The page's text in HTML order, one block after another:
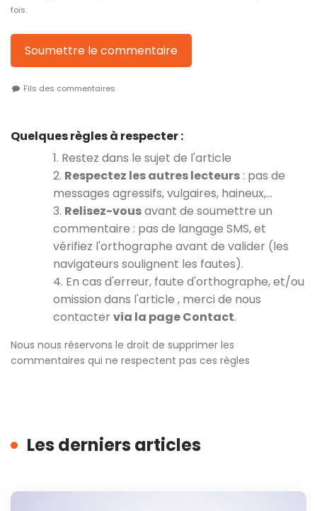
fois.
Soumettre le commentaire
Fils des commentaires
Quelques règles à respecter :
1. Restez dans le sujet de l'article
2. Respectez les autres lecteurs : pas de
messages agressifs, vulgaires, haineux,…
3. Relisez-vousavant de soumettre un
commentaire : pas de langage SMS, et
vérifiez l'orthographe avant de valider (les
navigateurs soulignent les fautes).
4. En cas d'erreur, faute d'orthographe, et/ou
omission dans l'article , merci de nous
contacter via la page Contact.
Nous nous réservons le droit de supprimer les
commentaires qui ne respectent pas ces règles
Les derniers articles